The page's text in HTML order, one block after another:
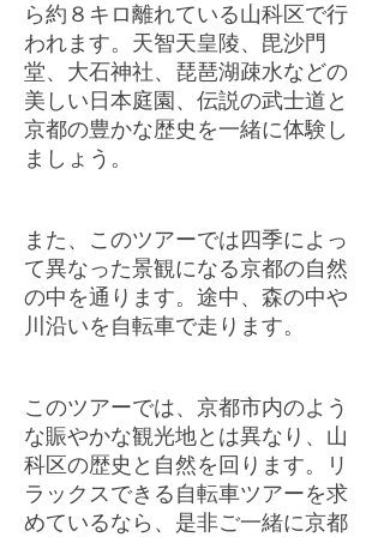
ら約８キロ離れている山科区で行
われます。天智天皇陵、毘沙門
堂、大石神社、琵琶湖疎水などの
美しい日本庭園、伝説の武士道と
京都の豊かな歴史を一緒に体験し
ましょう。
また、このツアーでは四季によっ
て異なった景観になる京都の自然
の中を通ります。途中、森の中や
川沿いを自転車で走ります。
このツアーでは、京都市内のよう
な賑やかな観光地とは異なり、山
科区の歴史と自然を回ります。リ
ラックスできる自転車ツアーを求
めているなら、是非ご一緒に京都